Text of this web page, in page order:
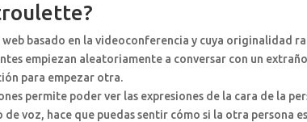
basado en la videoconferencia y cuya originalidad
empiezan aleatoriamente a conversar con un
para empezar otra.
permite poder ver las expresiones de la cara de la
voz, hace que puedas sentir cómo si la otra persona